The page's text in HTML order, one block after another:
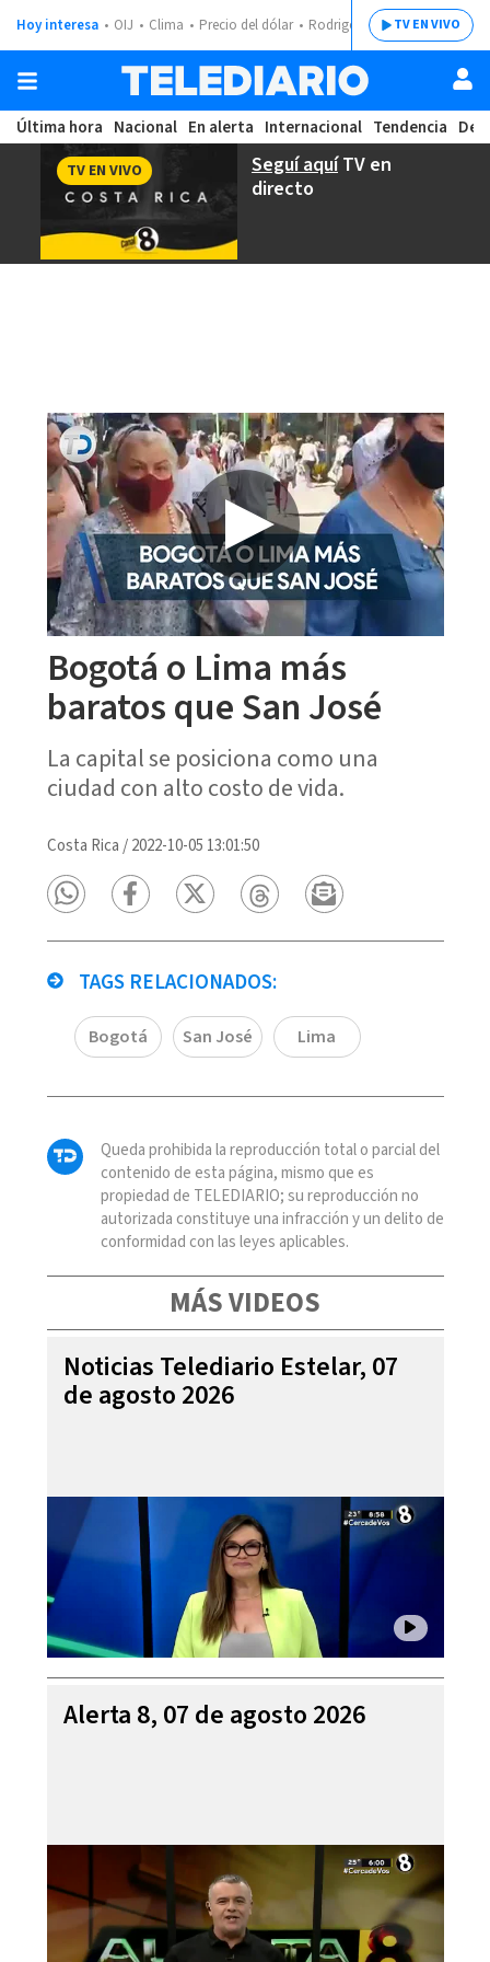
Hoy interesa OIJ Clima Precio del dólar Rodrigo ChavesTV EN VIVO
Última hora Nacional En alerta Internacional Tendencia
Seguí aquíTV en
directo
TV EN VIVO
Bogotá o Lima más
baratos que San José
La capital se posiciona como una
ciudad con alto costo de vida.
Costa Rica /2022-10-05 13:01:50
TAGS RELACIONADOS:
Bogotá San José Lima
Queda prohibida la reproducción total o parcial del
contenido de esta página, mismo que es
propiedad de TELEDIARIO; su reproducción no
autorizada constituye una infracción y un delito de
conformidad con las leyes aplicables.
MÁS VIDEOS
Noticias Telediario Estelar, 07
de agosto 2026
Alerta 8, 07 de agosto 2026